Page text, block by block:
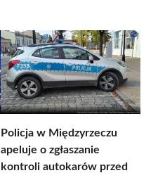
Policja w Międzyrzeczu
apeluje o zgłaszanie
kontroli autokarów przed